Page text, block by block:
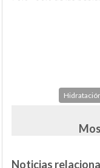
Noticias